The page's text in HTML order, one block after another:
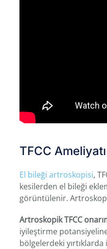
TFCC
El bileği artroskopisi,
kesilerden el bileği
görüntülenir.
Artroskopik TFCC
iyileştirme
bölgelerdeki